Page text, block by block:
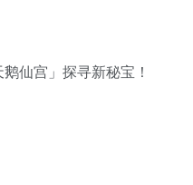
仙宫」探寻新秘宝！